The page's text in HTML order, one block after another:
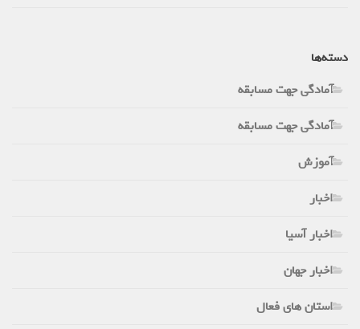
دسته‌ها
آمادگی جهت مسابقه
آمادگی جهت مسابقه
آموزش
اخبار
اخبار آسیا
اخبار جهان
استان های فعال